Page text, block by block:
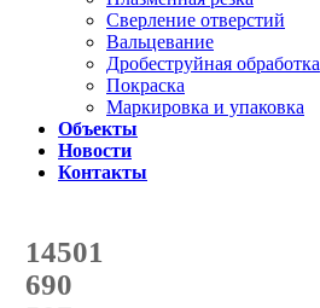
Сверление отверстий
Вальцевание
Дробеструйная обработка
Покраска
Маркировка и упаковка
Объекты
Новости
Контакты
14501
с начала года
690
с начала месяца